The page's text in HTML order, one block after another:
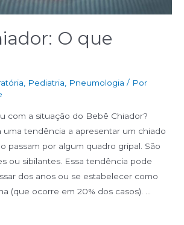
O que
, Pediatria, Pneumologia / Por
com a situação do Bebê Chiador?
tendência a apresentar um chiado
passam por algum quadro gripal. São
ou sibilantes. Essa tendência pode
dos anos ou se estabelecer como
(que ocorre em 20% dos casos). …